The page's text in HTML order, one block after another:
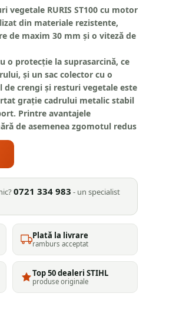
vegetale RURIS ST100 cu motor
din materiale rezistente,
de maxim 30 mm și o viteză de
o protecție la suprasarcină, ce
și un sac colector cu o
de crengi și resturi vegetale este
grație cadrului metalic stabil
Printre avantajele
de asemenea zgomotul redus
RURIS ST100, puteți folosi
sub formă de îngrășământ
0721 334 983 - un specialist
Plată la livrare
ramburs acceptat
Top 50 dealeri STIHL
produse originale